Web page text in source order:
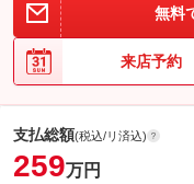
無料
来店予約
支払総額(税込/リ済込)
259万円